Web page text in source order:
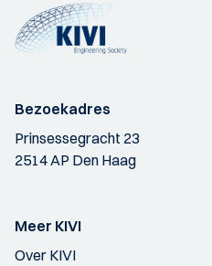
Bezoekadres
Prinsessegracht 23
2514 AP Den Haag
Meer KIVI
Over KIVI